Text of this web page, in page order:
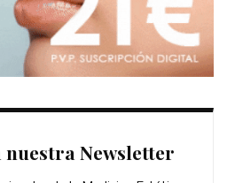
nuestra Newsletter